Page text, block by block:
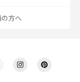
方へ